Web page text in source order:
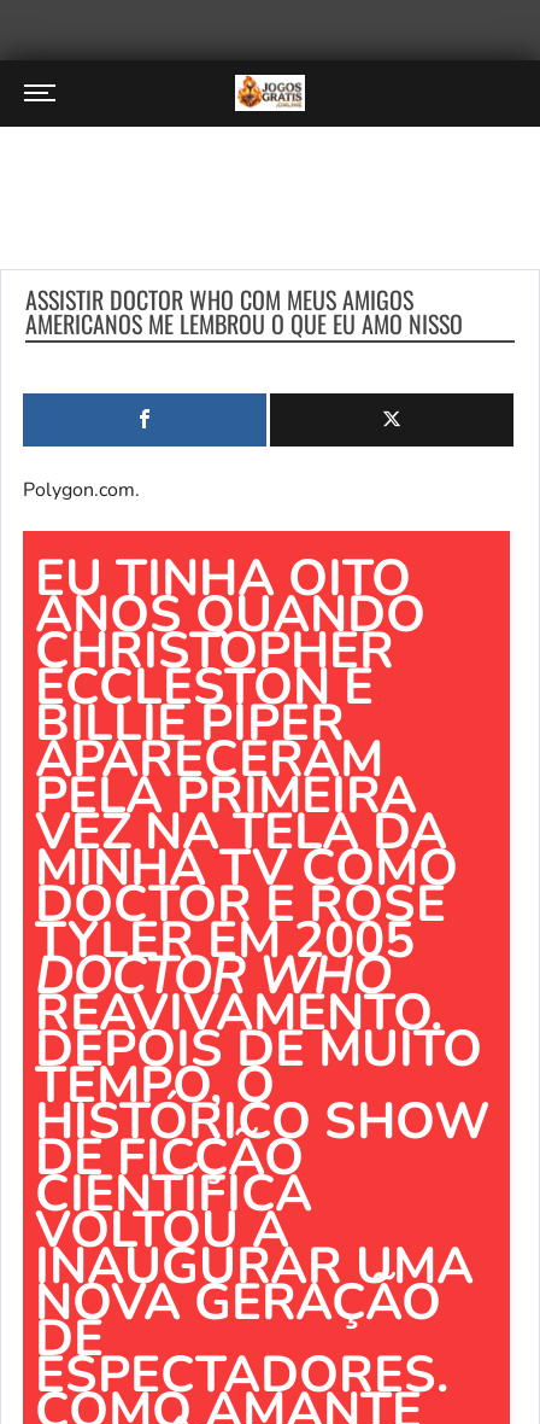
ASSISTIR DOCTOR WHO COM MEUS AMIGOS
AMERICANOS ME LEMBROU O QUE EU AMO NISSO
Polygon.com.
EU TINHA OITO
ANOS QUANDO
CHRISTOPHER
ECCLESTON E
BILLIE PIPER
APARECERAM
PELA PRIMEIRA
VEZ NA TELA DA
MINHA TV COMO
DOCTOR E ROSE
TYLER EM 2005
DOCTOR WHO
REAVIVAMENTO.
DEPOIS DE MUITO
TEMPO, O
HISTÓRICO SHOW
DE FICÇÃO
CIENTÍFICA
VOLTOU A
INAUGURAR UMA
NOVA GERAÇÃO
DE
ESPECTADORES.